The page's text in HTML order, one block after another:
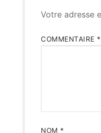
Votre adresse
COMMENTAIRE *
NOM *